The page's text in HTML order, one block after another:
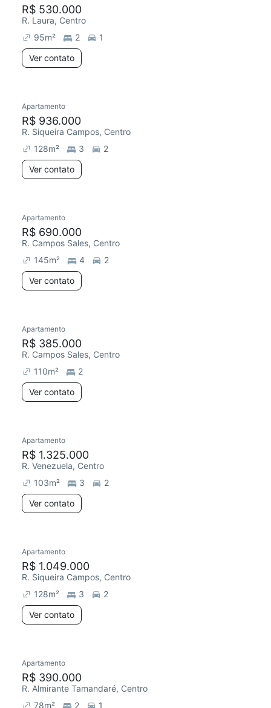
R$ 530.000
R. Laura, Centro
95m² 2
1
Ver contato
Apartamento
R$ 936.000
R. Siqueira Campos, Centro
128m² 3
2
Ver contato
Apartamento
R$ 690.000
R. Campos Sales, Centro
145m² 4
2
Ver contato
Apartamento
R$ 385.000
R. Campos Sales, Centro
110m²
2
Ver contato
Apartamento
R$ 1.325.000
R. Venezuela, Centro
103m² 3
2
Ver contato
Apartamento
R$ 1.049.000
R. Siqueira Campos, Centro
128m² 3
2
Ver contato
Apartamento
R$ 390.000
R. Almirante Tamandaré, Centro
78m² 2 1